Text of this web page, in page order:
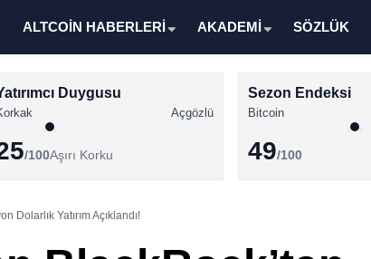
ALTCOİN HABERLERİ AKADEMİ SÖZLÜK
Duygusu
Açgözlü
/100Aşırı Korku
Sezon Endeksi
Bitcoin
49/100
Dolarlık Yatırım Açıklandı!